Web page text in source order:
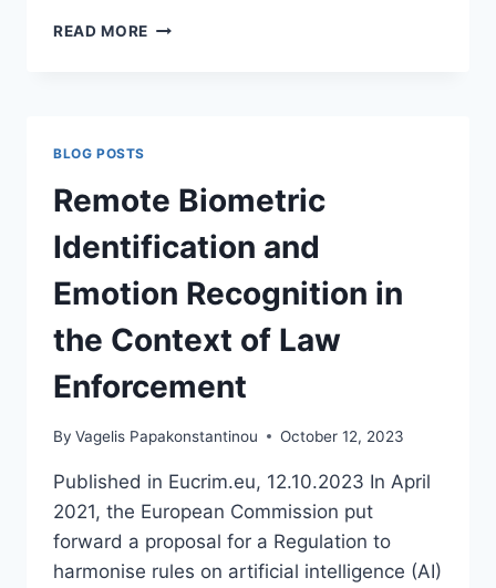
READ MORE ΤΟ
BLOG POSTS
Remote Biometric
Identification and
Emotion Recognition in
the Context of Law
Enforcement
By Vagelis Papakonstantinou October 12, 2023
Published in Eucrim.eu, 12.10.2023 In April
2021, the European Commission put
forward a proposal for a Regulation to
harmonise rules on artificial intelligence (AI)